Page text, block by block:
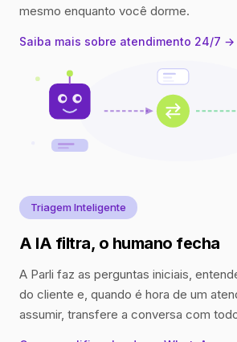
mesmo enquanto você dorme.
Saiba mais sobre atendimento 24/7 →
Triagem Inteligente
A IA filtra, o humano fecha
A Parli faz as perguntas iniciais,
do cliente e, quando é hora de um
assumir, transfere a conversa com